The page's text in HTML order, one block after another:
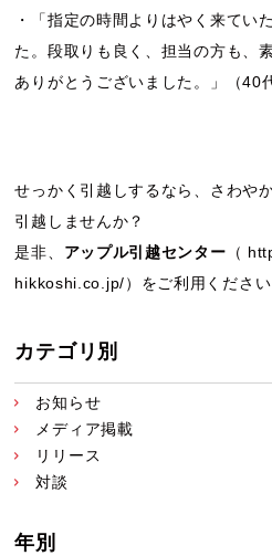
・「指定の時間よりはやく来てい
た。段取りも良く、担当の方も、
ありがとうございました。」（40
せっかく引越しするなら、さわや
引越しませんか？
是非、 アップル引越センター （
hikkoshi.co.jp/）をご利用ください
カテゴリ別
お知らせ
メディア掲載
リリース
対談
年別